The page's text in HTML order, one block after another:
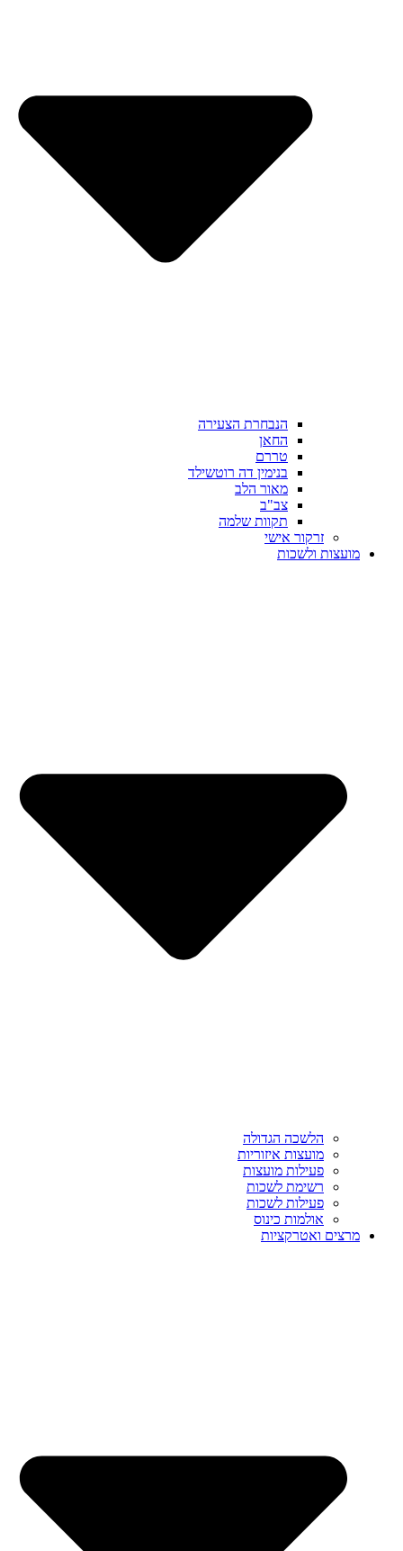
הנבחרת הצעירה
החאן
טררם
בנימין דה רוטשילד
מאור הלב
צב"ב
תקוות שלמה
זרקור אישי
מועצות ולשכות
הלשכה הגדולה
מועצות איזוריות
פעילות מועצות
רשימת לשכות
פעילות לשכות
אולמות כינוס
מרצים ואטרקציות